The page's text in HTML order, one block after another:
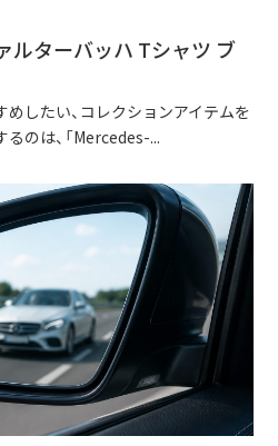
ルターバッハ Tシャツ ブ
したい、コレクションアイテムを
のは、「Mercedes-...